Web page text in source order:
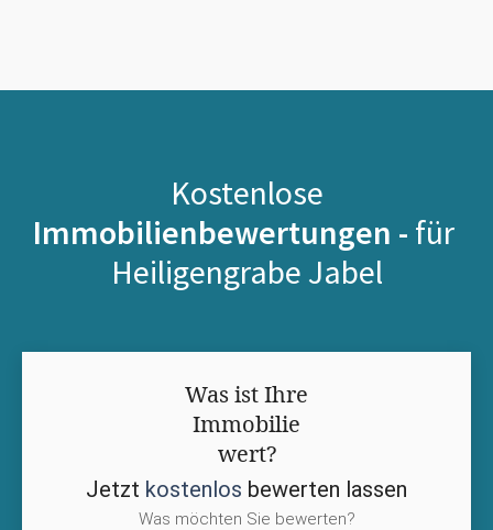
Kostenlose
Immobilienbewertungen - für
Heiligengrabe Jabel
Was ist Ihre
Immobilie
wert?
Jetzt kostenlos bewerten lassen
Was möchten Sie bewerten?